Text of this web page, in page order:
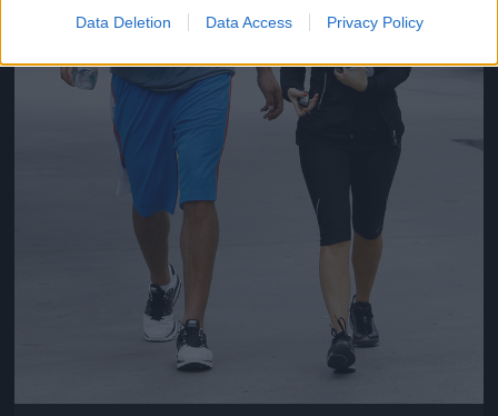
Data Deletion Data Access Privacy Policy